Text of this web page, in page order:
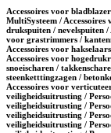
Accessoires voor
MultiSysteem /
drukspuiten / nevelspuiten /
voor grastrimmers /
Accessoires voor
Accessoires voor
snoeischaren /
steenketttingzagen /
Accessoires voor
veiligheidsuitrusting /
veiligheidsuitrusting /
veiligheidsuitrusting /
veiligheidsuitrusting /